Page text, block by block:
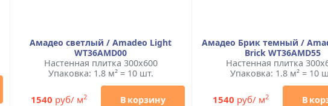
Амадео светлый / Amadeo Light
WT36AMD00
Настенная плитка 300x600
Упаковка: 1.8 м² = 10 шт.
1540 руб/ м2 В корзину
Амадео Брик темный /
Brick WT36AMD55
Настенная плитка
Упаковка: 1.8 м² = 10
1540 руб/ м2 В